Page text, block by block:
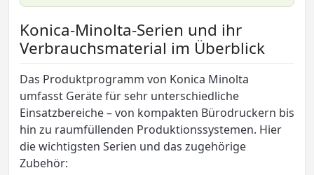
Konica-Minolta-Serien und ihr
Verbrauchsmaterial im Überblick
Das Produktprogramm von Konica Minolta
umfasst Geräte für sehr unterschiedliche
Einsatzbereiche – von kompakten Bürodruckern bis
hin zu raumfüllenden Produktionssystemen. Hier
die wichtigsten Serien und das zugehörige
Zubehör: